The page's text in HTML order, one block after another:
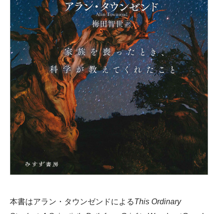
本書はアラン・タウンゼンドによるThis Ordinary